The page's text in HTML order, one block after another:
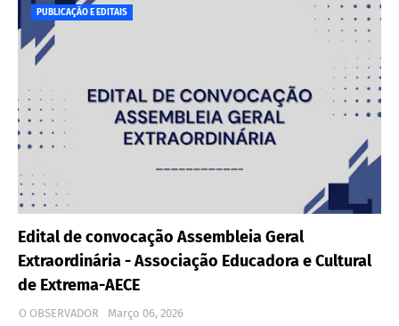
PUBLICAÇÃO E EDITAIS
Edital de convocação Assembleia Geral
Extraordinária - Associação Educadora e Cultural
de Extrema-AECE
O OBSERVADOR
Março 06, 2026